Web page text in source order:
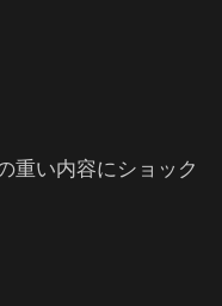
重い内容にショック